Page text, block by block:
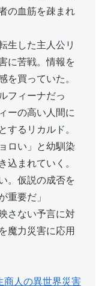
の血筋を疎まれ
生した主人公リ
に苦戦。情報を
を買っていた。
フィーナだっ
ーの高い人間に
するリカルド。
ロい」と幼馴染
込まれていく。
。仮説の成否を
重要だ」
さない予言に対
魔力災害に応用
人の異世界災害